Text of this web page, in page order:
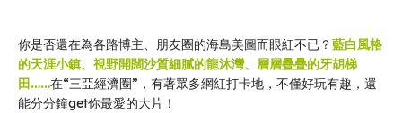
你是否還在為各路博主、朋友圈的海島美圖而眼紅不已？藍白風格
的天涯小鎮、視野開闊沙質細膩的龍沐灣、層層疊疊的牙胡梯
田……在“三亞經濟圈”，有著眾多網紅打卡地，不僅好玩有趣，還
能分分鐘get你最愛的大片！